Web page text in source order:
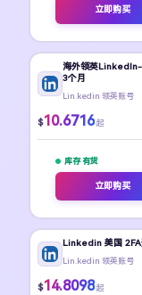
立即购买
海外领英LinkedIn-
3个月
Lin.kedin 领英账号
$10.6716 起
库存 有货
立即购买
Linkedin 美国 2FA
Lin.kedin 领英账号
$14.8098 起